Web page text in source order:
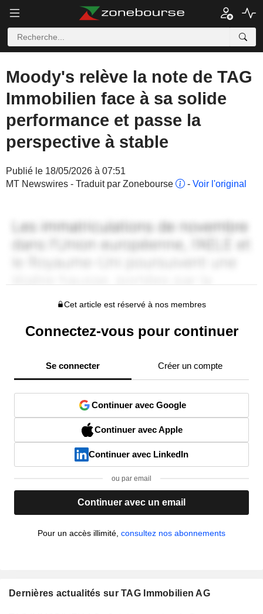
Moody's relève la note de TAG
Immobilien face à sa solide
performance et passe la
perspective à stable
Publié le 18/05/2026 à 07:51
MT Newswires - Traduit par Zonebourse
- Voir l'original
Cet article est réservé à nos membres
Connectez-vous pour continuer
Se connecter Créer un compte
Continuer avec Google
Continuer avec Apple
Continuer avec LinkedIn
ou par email
Continuer avec un email
Pour un accès illimité, consultez nos abonnements
Dernières actualités sur TAG Immobilien AG